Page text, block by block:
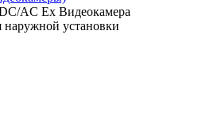
AC Ex Видеокамера
наружной установки